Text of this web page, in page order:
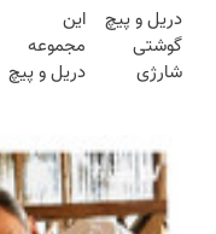
(تخفیف به
مدت
محدود)
هفته!!😍
دریل و پیچ
گوشتی
شارژی
سرعت ⚡
(همراه با
متعلقات)
این
مجموعه
دریل و پیچ
نصف قیمت
بخر!😉